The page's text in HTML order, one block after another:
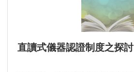
直讀式儀器認證制度之探討